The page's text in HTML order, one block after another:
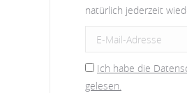
natürlich jederzeit
Ich habe die
gelesen.